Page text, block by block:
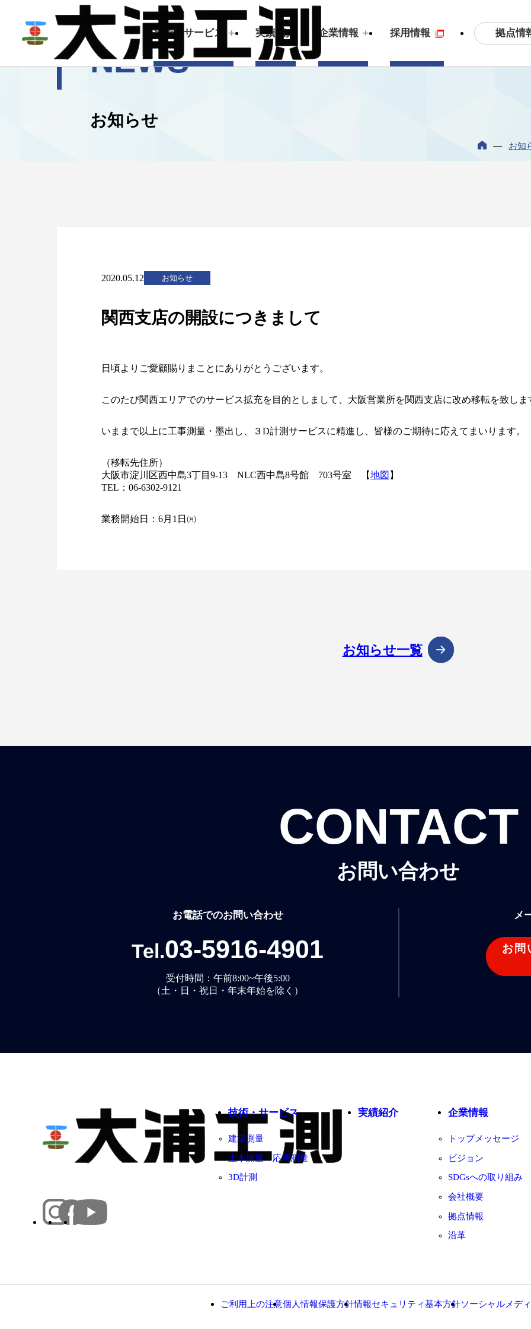
技術・サービス
建築測量
実績紹介 企業情報
トップメッセージ
採用情報 拠点情
お知らせ
NEWS
お知
2020.05.12 お知らせ
関西支店の開設につきまして
日頃よりご愛顧賜りまことにありがとうございます。
このたび関西エリアでのサービス拡充を目的としまして、大阪営業所を関西支店に改め移転を致しま
いままで以上に工事測量・墨出し、３D計測サービスに精進し、皆様のご期待に応えてまいります。
（移転先住所）
大阪市淀川区西中島3丁目9-13 NLC西中島8号館 703号室 【地図 】
TEL：06-6302-9121
業務開始日：6月1日㈪
お知らせ一覧
CONTACT
お問い合わせ
お電話でのお問い合わせ
Tel.03-5916-4901
受付時間：午前8:00~午後5:00
（土・日・祝日・年末年始を除く）
メ
お問
技術・サービス
建築測量
土木測量・応用測量
3D計測
実績紹介 企業情報
トップメッセージ
ビジョン
SDGsへの取り組み
会社概要
拠点情報
沿革
ご利用上の注意個人情報保護方針情報セキュリティ基本方針ソーシャルメデ